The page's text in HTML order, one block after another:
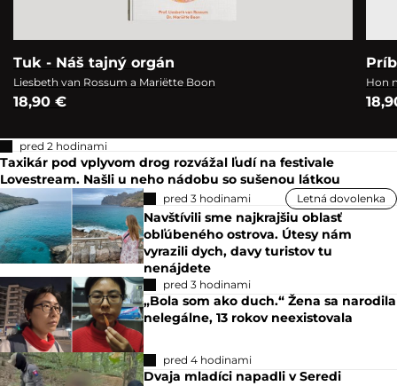
Tuk - Náš tajný orgán
Liesbeth van Rossum a Mariëtte Boon
18,90 €
Hon
pred 2 hodinami
Taxikár pod vplyvom drog rozvážal ľudí na festivale
Lovestream. Našli u neho nádobu so sušenou látkou
pred 3 hodinami Letná dovolenka
Navštívili sme najkrajšiu oblasť
obľúbeného ostrova. Útesy nám
vyrazili dych, davy turistov tu
nenájdete
pred 3 hodinami
„Bola som ako duch.“ Žena sa narodila
nelegálne, 13 rokov neexistovala
pred 4 hodinami
Dvaja mladíci napadli v Seredi